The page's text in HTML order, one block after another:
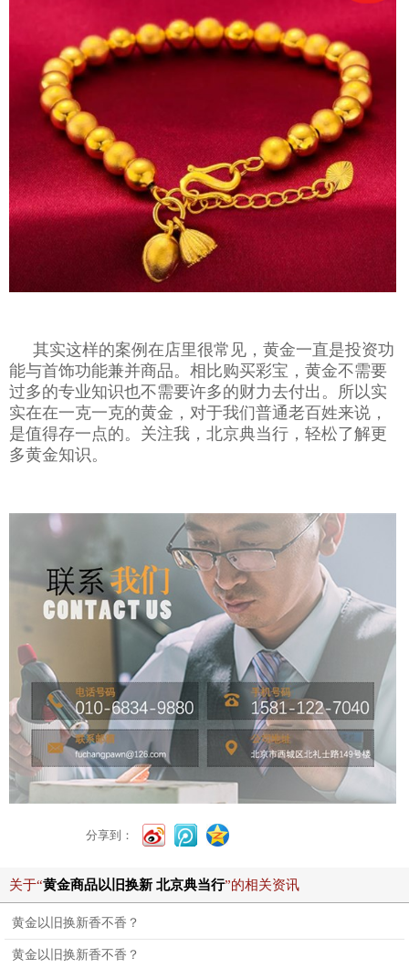
其实这样的案例在店里很常见，黄金一直是投资功
能与首饰功能兼并商品。相比购买彩宝，黄金不需要
过多的专业知识也不需要许多的财力去付出。所以实
实在在一克一克的黄金，对于我们普通老百姓来说，
是值得存一点的。关注我，北京典当行，轻松了解更
多黄金知识。
分享到：
关于“黄金商品以旧换新 北京典当行”的相关资讯
黄金以旧换新香不香？
黄金以旧换新香不香？